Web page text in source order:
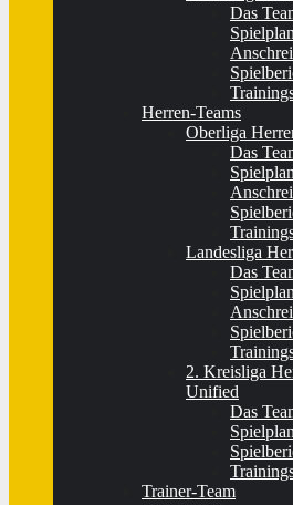
Das
Spielplan
Herren-Teams
Oberliga
Das
Spielplan
Landesliga
Das
Spielplan
2. Kreisliga
Unified
Das
Spielplan
Trainer-Team